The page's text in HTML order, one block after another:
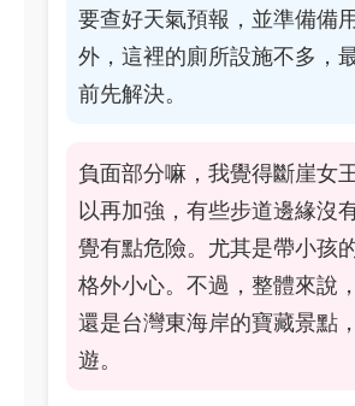
要查好天氣預報，並準備備
外，這裡的廁所設施不多，
前先解決。
負面部分嘛，我覺得斷崖女
以再加強，有些步道邊緣沒
覺有點危險。尤其是帶小孩
格外小心。不過，整體來說
還是台灣東海岸的寶藏景點
遊。